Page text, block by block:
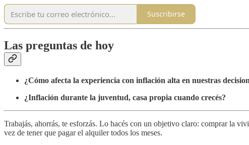
Suscribirse
Las preguntas de hoy
¿Cómo afecta la experiencia con inflación alta en nuestras
¿Inflación durante la juventud, casa propia cuando crecés?
Trabajás, ahorrás, te esforzás. Lo hacés con un objetivo claro: comprar la
vez de tener que pagar el alquiler todos los meses.